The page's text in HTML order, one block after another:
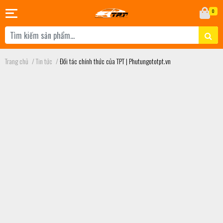
0
Trang chủ /Tin tức /Đối tác chính thức của TPT | Phutungototpt.vn